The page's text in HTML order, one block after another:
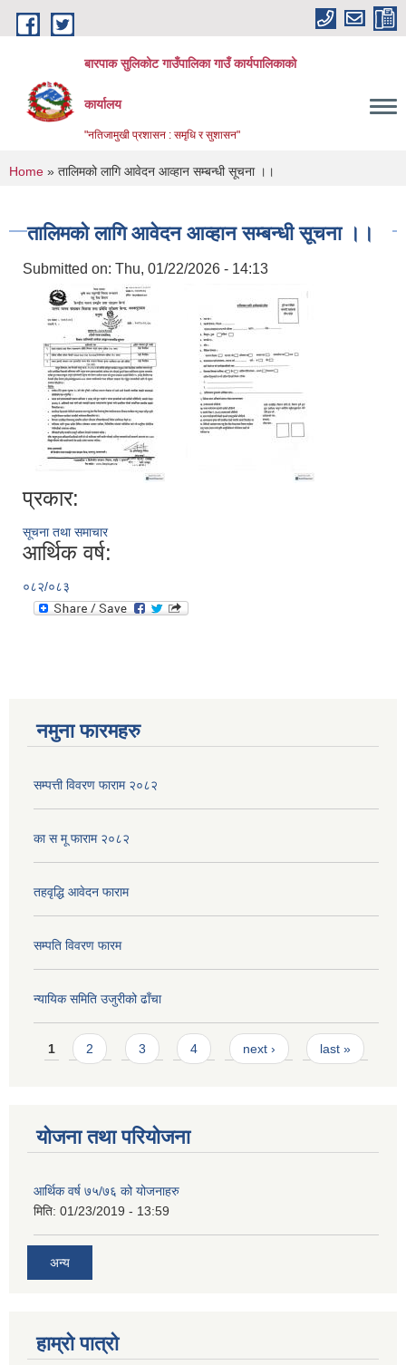
Skip to main content
बारपाक सुलिकोट गाउँपालिका गाउँ कार्यपालिकाको
कार्यालय
"नतिजामुखी प्रशासन : समृधि र सुशासन"
You are here
Home » तालिमको लागि आवेदन आव्हान सम्बन्धी सूचना ।।
तालिमको लागि आवेदन आव्हान सम्बन्धी सूचना ।।
Submitted on: Thu, 01/22/2026 - 14:13
प्रकार:
सूचना तथा समाचार
आर्थिक वर्ष:
०८२/०८३
नमुना फारमहरु
सम्पत्ती विवरण फाराम २०८२
का स मू फाराम २०८२
तहवृद्धि आवेदन फाराम
सम्पति विवरण फारम
न्यायिक समिति उजुरीको ढाँचा
Pages
1 2 3 4 next › last »
योजना तथा परियोजना
आर्थिक वर्ष ७५/७६ को योजनाहरु
मिति: 01/23/2019 - 13:59
अन्य
हाम्रो पात्रो